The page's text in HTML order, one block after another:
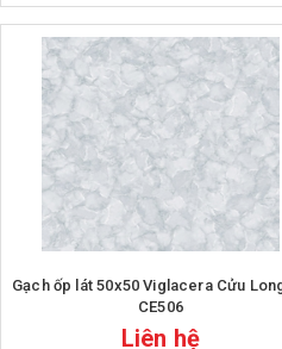
Gạch ốp lát 50x50 Viglacera Cửu Long CL
CE506
Liên hệ